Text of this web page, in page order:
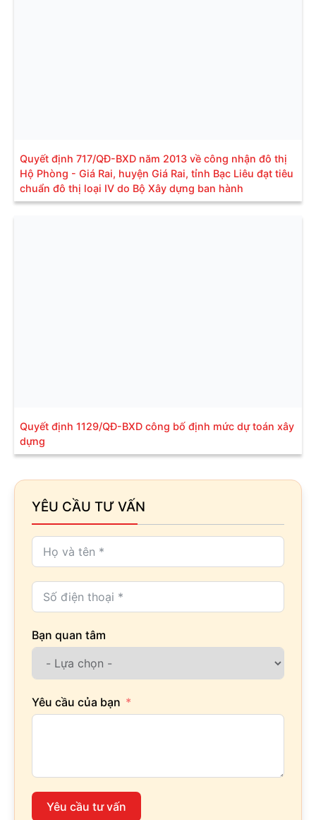
Quyết định 717/QĐ-BXD năm 2013 về công nhận đô thị
Hộ Phòng - Giá Rai, huyện Giá Rai, tỉnh Bạc Liêu đạt tiêu
chuẩn đô thị loại IV do Bộ Xây dựng ban hành
Quyết định 1129/QĐ-BXD công bố định mức dự toán xây
dựng
YÊU CẦU TƯ VẤN
Bạn quan tâm
Yêu cầu của bạn
Yêu cầu tư vấn